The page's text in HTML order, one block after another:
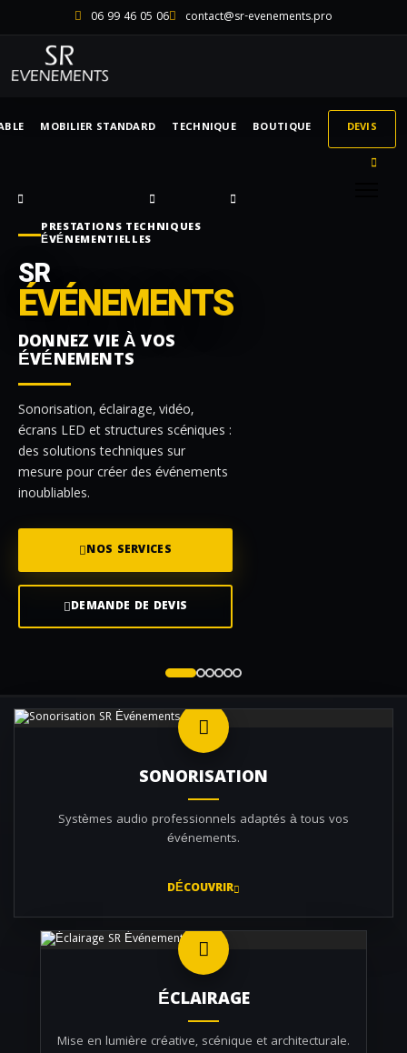
06 99 46 05 06 contact@sr-evenements.pro
MOBILIER STANDARD TECHNIQUE BOUTIQUE DEVIS
PRESTATIONS TECHNIQUES
ÉVÉNEMENTIELLES
SR
ÉVÉNEMENTS
DONNEZ VIE À VOS
ÉVÉNEMENTS
Sonorisation, éclairage, vidéo,
écrans LED et structures scéniques :
des solutions techniques sur
mesure pour créer des événements
inoubliables.
NOS SERVICES
DEMANDE DE DEVIS
SONORISATION
Systèmes audio professionnels adaptés à tous vos
événements.
DÉCOUVRIR
ÉCLAIRAGE
Mise en lumière créative, scénique et architecturale.